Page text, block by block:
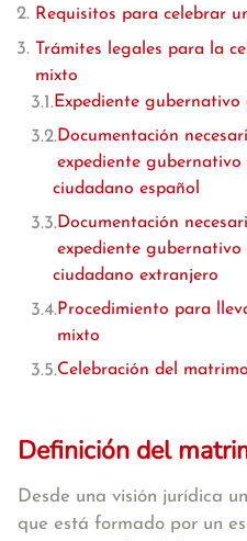
Requisitos para celebrar
Trámites legales para la
mixto
Expediente
Documentación
expediente
ciudadano español
Documentación
expediente
ciudadano extranjero
Procedimiento para
mixto
Celebración del
Definición del
Desde una visión jurídica
que está formado por un